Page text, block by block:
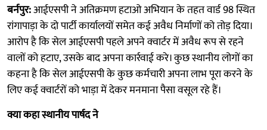
बर्नपुर:आईएसपी ने अतिक्रमण हटाओ अभियान के तहत वार्ड 98 स्थित
रांगापाड़ा के दो पार्टी कार्यालयों समेत कई अवैध निर्माणों को तोड़ दिया।
आरोप है कि सेल आईएसपी पहले अपने क्वार्टर में अवैध रूप से रहने
वालों को हटाए, उसके बाद अपना कार्रवाई करे। कुछ स्थानीय लोगों का
कहना है कि सेल आईएसपी के कुछ कर्मचारी अपना लाभ पूरा करने के
लिए कई क्वार्टरों को भाड़ा में देकर मनमाना पैसा वसूल रहे हैं।
क्या कहा स्थानीय पार्षद ने